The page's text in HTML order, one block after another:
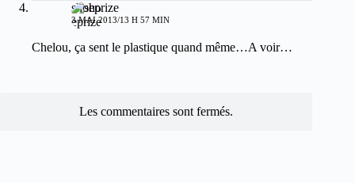
shoeprize
3 MAI 2013/13 H 57 MIN
Chelou, ça sent le plastique quand même…A voir…
Les commentaires sont fermés.